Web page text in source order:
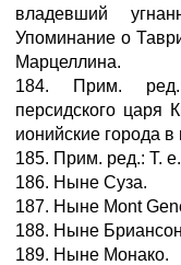
владевший
Упоминание о
Марцеллина.
184. Прим.
персидского царя
ионийские города
185. Прим. ред.: Т.
186. Ныне Суза.
187. Ныне Mont
188. Ныне
189. Ныне Монако.